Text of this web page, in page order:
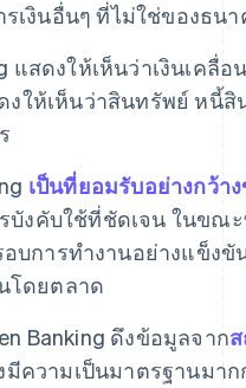
งินอื่นๆ ที่ไม่ใช่ของธนา
แสดงให้เห็นว่าเงินเคลื่
ให้เห็นว่าสินทรัพย์ หนี้สิ
เป็นที่ยอมรับอย่างกว้า
งคับใช้ที่ชัดเจน ในขณะ
บการทำงานอย่างแข็งขั
โดยตลาด
Banking ดึงข้อมูลจาก
ความเป็นมาตรฐานมา